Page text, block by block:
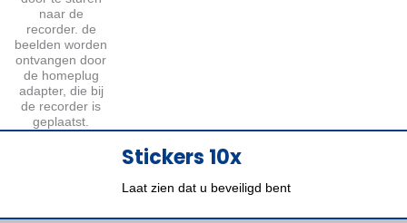
Stickers 10x
Laat zien dat u beveiligd bent